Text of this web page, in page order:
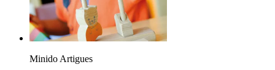
Minido Artigues